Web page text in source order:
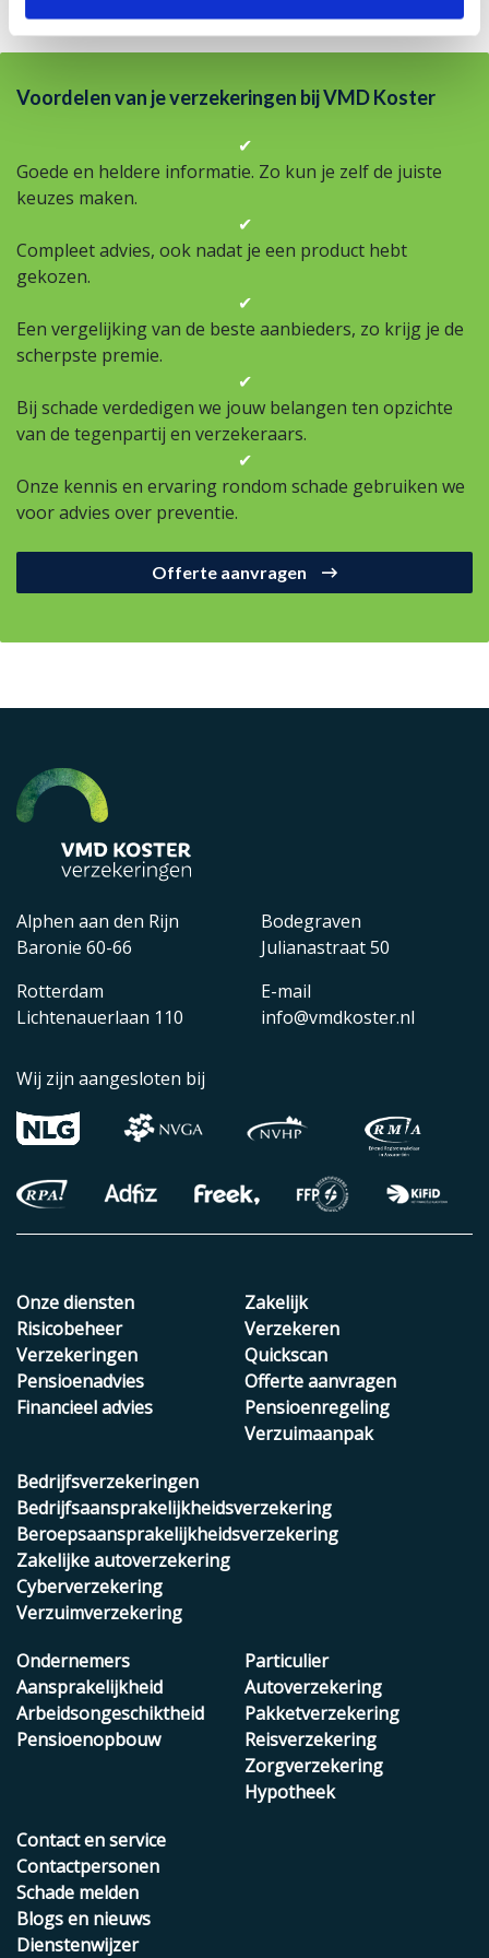
Voordelen van je verzekeringen bij VMD Koster
✔
Goede en heldere informatie. Zo kun je zelf de juiste
keuzes maken.
✔
Compleet advies, ook nadat je een product hebt
gekozen.
✔
Een vergelijking van de beste aanbieders, zo krijg je de
scherpste premie.
✔
Bij schade verdedigen we jouw belangen ten opzichte
van de tegenpartij en verzekeraars.
✔
Onze kennis en ervaring rondom schade gebruiken we
voor advies over preventie.
Offerte aanvragen
Alphen aan den Rijn
Baronie 60-66
Rotterdam
Lichtenauerlaan 110
Bodegraven
Julianastraat 50
E-mail
info@vmdkoster.nl
Wij zijn aangesloten bij
Onze diensten
Risicobeheer
Verzekeringen
Pensioenadvies
Financieel advies
Zakelijk
Verzekeren
Quickscan
Offerte aanvragen
Pensioenregeling
Verzuimaanpak
Bedrijfsverzekeringen
Bedrijfsaansprakelijkheidsverzekering
Beroepsaansprakelijkheidsverzekering
Zakelijke autoverzekering
Cyberverzekering
Verzuimverzekering
Ondernemers
Aansprakelijkheid
Arbeidsongeschiktheid
Pensioenopbouw
Particulier
Autoverzekering
Pakketverzekering
Reisverzekering
Zorgverzekering
Hypotheek
Contact en service
Contactpersonen
Schade melden
Blogs en nieuws
Dienstenwijzer